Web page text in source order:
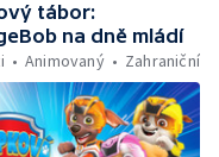
tábor:
na dně mládí
Animovaný Zahraniční